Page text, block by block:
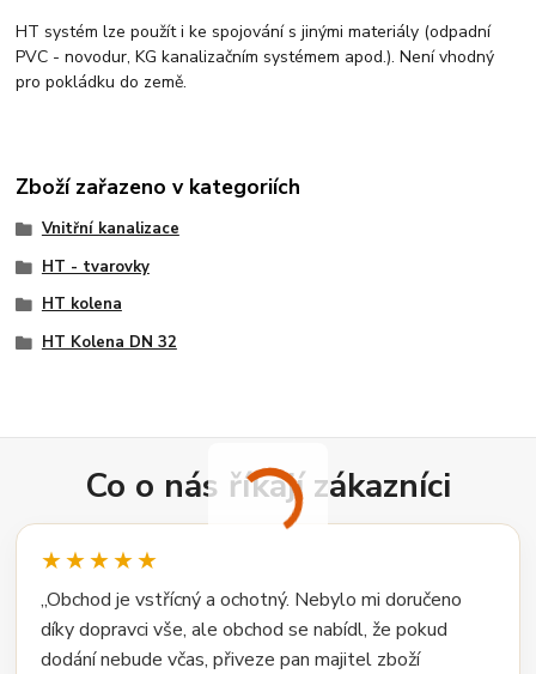
HT systém lze použít i ke spojování s jinými materiály (odpadní
PVC - novodur, KG kanalizačním systémem apod.). Není vhodný
pro pokládku do země.
Zboží zařazeno v kategoriích
Vnitřní kanalizace
HT - tvarovky
HT kolena
HT Kolena DN 32
Co o nás říkají zákazníci
★★★★★
„Obchod je vstřícný a ochotný. Nebylo mi doručeno
díky dopravci vše, ale obchod se nabídl, že pokud
dodání nebude včas, přiveze pan majitel zboží